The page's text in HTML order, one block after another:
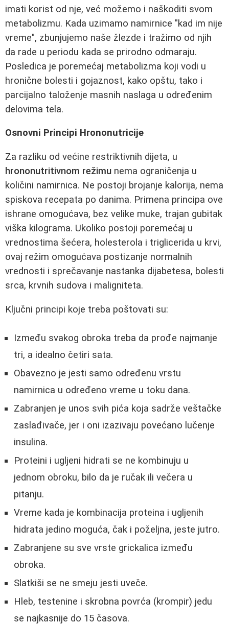
imati korist od nje, već možemo i naškoditi svom
metabolizmu. Kada uzimamo namirnice "kad im nije
vreme", zbunjujemo naše žlezde i tražimo od njih
da rade u periodu kada se prirodno odmaraju.
Posledica je poremećaj metabolizma koji vodi u
hronične bolesti i gojaznost, kako opštu, tako i
parcijalno taloženje masnih naslaga u određenim
delovima tela.
Osnovni Principi Hrononutricije
Za razliku od većine restriktivnih dijeta, u
hrononutritivnom režimu nema ograničenja u
količini namirnica. Ne postoji brojanje kalorija, nema
spiskova recepata po danima. Primena principa ove
ishrane omogućava, bez velike muke, trajan gubitak
viška kilograma. Ukoliko postoji poremećaj u
vrednostima šećera, holesterola i triglicerida u krvi,
ovaj režim omogućava postizanje normalnih
vrednosti i sprečavanje nastanka dijabetesa, bolesti
srca, krvnih sudova i maligniteta.
Ključni principi koje treba poštovati su:
Između svakog obroka treba da prođe najmanje
tri, a idealno četiri sata.
Obavezno je jesti samo određenu vrstu
namirnica u određeno vreme u toku dana.
Zabranjen je unos svih pića koja sadrže veštačke
zaslađivače, jer i oni izazivaju povećano lučenje
insulina.
Proteini i ugljeni hidrati se ne kombinuju u
jednom obroku, bilo da je ručak ili večera u
pitanju.
Vreme kada je kombinacija proteina i ugljenih
hidrata jedino moguća, čak i poželjna, jeste jutro.
Zabranjene su sve vrste grickalica između
obroka.
Slatkiši se ne smeju jesti uveče.
Hleb, testenine i skrobna povrća (krompir) jedu
se najkasnije do 15 časova.